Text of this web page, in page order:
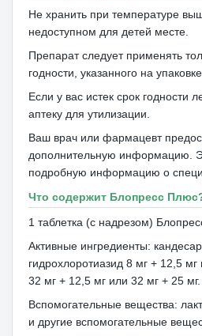
Не хранить при температуре
недоступном для детей месте.
Препарат следует применять
годности, указанного на упаковке.
Если у вас истек срок годности
аптеку для утилизации.
Ваш врач или фармацевт
дополнительную информацию.
подробную информацию о
Что содержит Блопресс
1 таблетка (с надрезом)
Активные ингредиенты:
гидрохлоротиазид 8 мг + 12,5
32 мг + 12,5 мг или 32 мг + 25 мг.
Вспомогательные вещества:
и другие вспомогательные